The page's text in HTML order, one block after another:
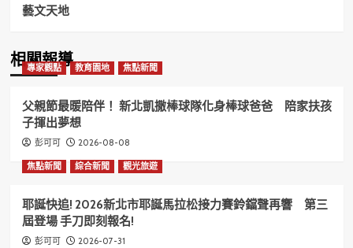
藝文天地
相關報導
專家觀點 教育園地 焦點新聞
父親節最暖陪伴！ 新北凱撒棒球隊化身棒球爸爸 陪家扶孩
子揮出夢想
彭可可 2026-08-08
焦點新聞 綜合新聞 觀光旅遊
耶誕快追! 2026新北市耶誕馬拉松接力賽鈴鐺聲再響 第三
屆登場 手刀即刻報名!
彭可可 2026-07-31